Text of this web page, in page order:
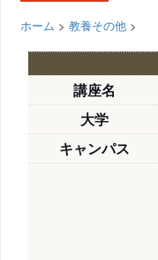
ホーム >教養その他 >
講座名
大学
キャンパス